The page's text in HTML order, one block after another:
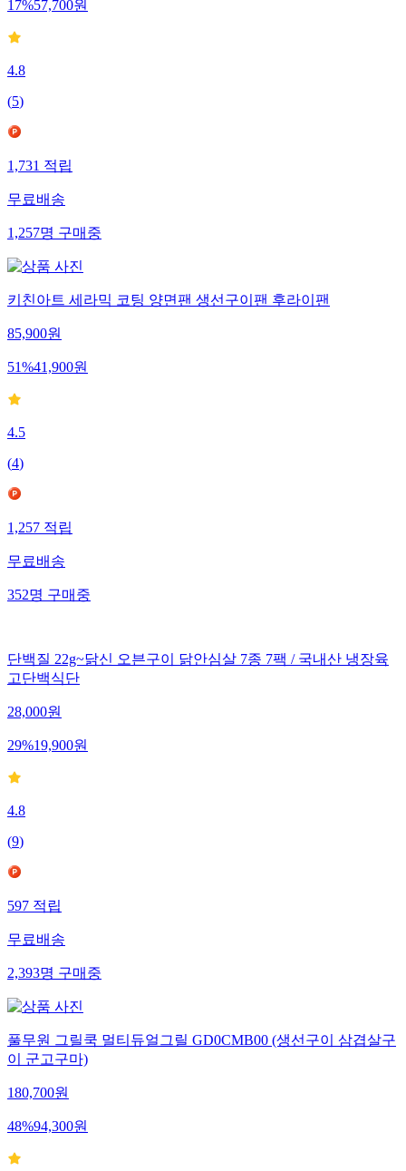
17%57,700원
4.8
(5)
1,731적립
무료배송
1,257명구매중
키친아트 세라믹 코팅 양면팬 생선구이팬 후라이팬
85,900원
51%41,900원
4.5
(4)
1,257적립
무료배송
352명구매중
단백질 22g~닭신 오븐구이 닭안심살 7종 7팩 / 국내산 냉장육
고단백식단
28,000원
29%19,900원
4.8
(9)
597적립
무료배송
2,393명구매중
풀무원 그릴쿡 멀티듀얼그릴 GD0CMB00 (생선구이 삼겹살구
이 군고구마)
180,700원
48%94,300원